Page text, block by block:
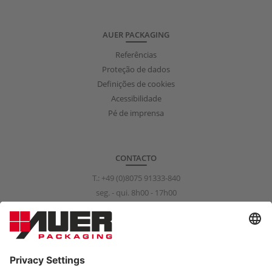
AUER PACKAGING
Referências
Proteção de dados
Definições de cookies
Acessibilidade
Pé de imprensa
CONTACTO
T.: +49 (0)8075 91333-840
seg. - qui. 8h00 - 17h00
info@auer-packaging.com